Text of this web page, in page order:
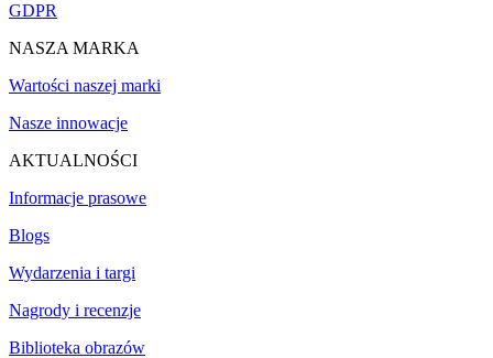
GDPR
NASZA MARKA
Wartości naszej marki
Nasze innowacje
AKTUALNOŚCI
Informacje prasowe
Blogs
Wydarzenia i targi
Nagrody i recenzje
Biblioteka obrazów